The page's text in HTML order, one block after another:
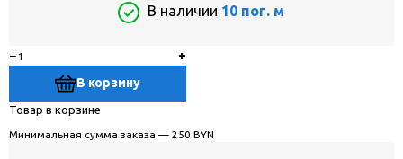
В наличии 10 пог. м
−
+
В корзину
Товар в корзине
Минимальная сумма заказа — 250 BYN